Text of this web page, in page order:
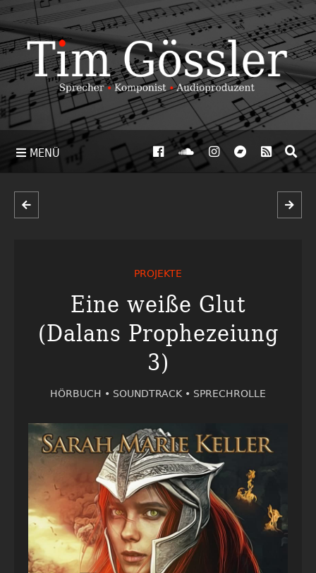
MENÜ
PROJEKTE
Eine weiße Glut
(Dalans Prophezeiung
3)
HÖRBUCH • SOUNDTRACK • SPRECHROLLE